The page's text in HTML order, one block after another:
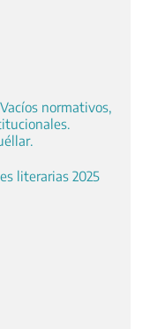
normativos,
literarias 2025